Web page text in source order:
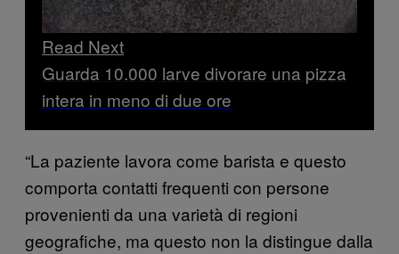
Read Next
Guarda 10.000 larve divorare una pizza
intera in meno di due ore
“La paziente lavora come barista e questo
comporta contatti frequenti con persone
provenienti da una varietà di regioni
geografiche, ma questo non la distingue dalla